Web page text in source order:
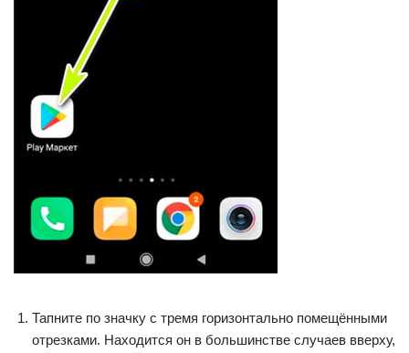
Тапните по значку с тремя горизонтально помещёнными
отрезками. Находится он в большинстве случаев вверху,